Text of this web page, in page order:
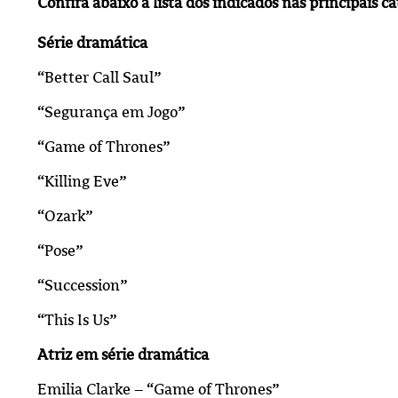
Série dramática
“Better Call Saul”
“Segurança em Jogo”
“Game of Thrones”
“Killing Eve”
“Ozark”
“Pose”
“Succession”
“This Is Us”
Atriz em série dramática
Emilia Clarke – “Game of Thrones”